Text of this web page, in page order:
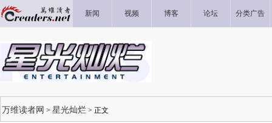
新闻 视频 博客 论坛 分类广告
万维读者网 > 星光灿烂 > 正文